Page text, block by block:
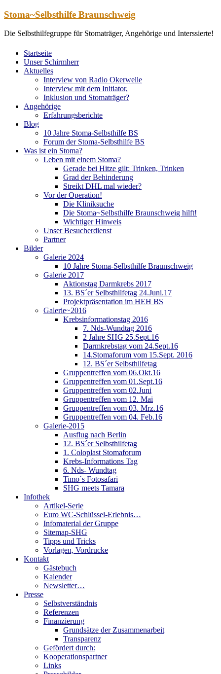
Zum
springen
Stoma~Selbsthilfe Braunschweig
Die Selbsthilfegruppe für Stomaträger, Angehörige und Interssierte!
Startseite
Unser Schirmherr
Aktuelles
Interview von Radio Okerwelle
Interview mit dem Initiator,
Inklusion und Stomaträger?
Angehörige
Erfahrungsberichte
Blog
10 Jahre Stoma-Selbsthilfe BS
Forum der Stoma-Selbsthilfe BS
Was ist ein Stoma?
Leben mit einem Stoma?
Gerade bei Hitze gilt: Trinken, Trinken
Grad der Behinderung
Streikt DHL mal wieder?
Vor der Operation!
Die Kliniksuche
Die Stoma~Selbsthilfe Braunschweig hilft!
Wichtiger Hinweis
Unser Besucherdienst
Partner
Bilder
Galerie 2024
10 Jahre Stoma-Selbsthilfe Braunschweig
Galerie 2017
Aktionstag Darmkrebs 2017
13. BS´er Selbsthilfetag 24.Juni.17
Projektpräsentation im HEH BS
Galerie~2016
Krebsinformationstag 2016
7. Nds-Wundtag 2016
2 Jahre SHG 25.Sept.16
Darmkrebstag vom 24.Sept.16
14.Stomaforum vom 15.Sept. 2016
12. BS´er Selbsthilfetag
Gruppentreffen vom 06.Okt.16
Gruppentreffen vom 01.Sept.16
Gruppentreffen vom 02.Juni
Gruppentreffen vom 12. Mai
Gruppentreffen vom 03. Mrz.16
Gruppentreffen vom 04. Feb.16
Galerie-2015
Ausflug nach Berlin
12. BS´er Selbsthilfetag
1. Coloplast Stomaforum
Krebs-Informations Tag
6. Nds- Wundtag
Timo´s Fotosafari
SHG meets Tamara
Infothek
Artikel-Serie
Euro WC-Schlüssel-Erlebnis…
Infomaterial der Gruppe
Sitemap-SHG
Tipps und Tricks
Vorlagen, Vordrucke
Kontakt
Gästebuch
Kalender
Newsletter…
Presse
Selbstverständnis
Referenzen
Finanzierung
Grundsätze der Zusammenarbeit
Transparenz
Gefördert durch:
Kooperationspartner
Links